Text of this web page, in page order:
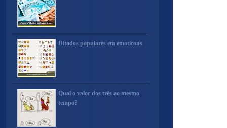
Ditados populares em emoticons
Qual o valor dos três ao mesmo
tempo?